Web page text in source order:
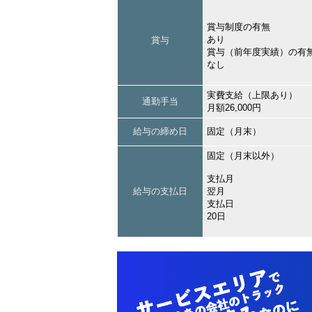
賞与
賞与制度の有無
あり
賞与（前年度実績）の有
なし
通勤手当
実費支給（上限あり）
月額26,000円
給与の締め日 固定（月末）
給与の支払日
固定（月末以外）
支払月
翌月
支払日
20日